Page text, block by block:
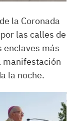
la Coronada
las calles de
enclaves más
manifestación
la noche.